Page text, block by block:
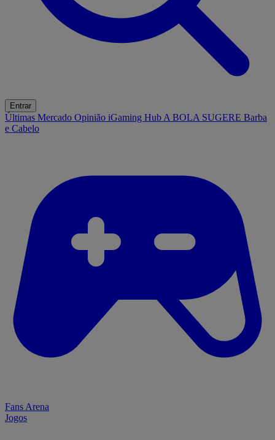
Entrar
Últimas Mercado Opinião iGaming Hub A BOLA SUGERE Barba
e Cabelo
Fans Arena
Jogos